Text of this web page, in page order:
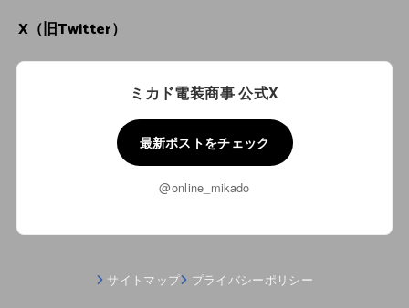
X（旧Twitter）
ミカド電装商事 公式X
最新ポストをチェック
@online_mikado
サイトマップ
プライバシーポリシー